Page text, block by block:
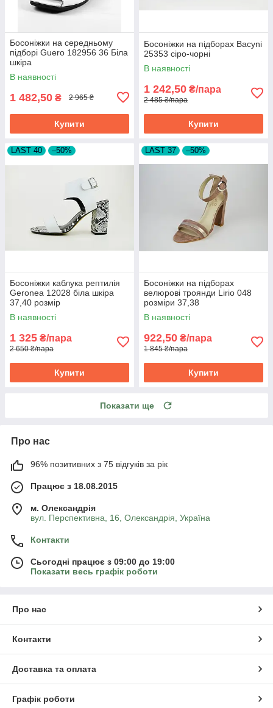
Босоніжки на середньому
підборі Guero 182956 36 Біла
шкіра
В наявності
1 482,50 ₴ 2 965 ₴
Купити
Босоніжки на підборах Bacyni
25353 сіро-чорні
В наявності
1 242,50 ₴/пара
2 485 ₴/пара
Купити
LAST 40 –50%
Босоніжки каблука рептилія
Geronea 12028 біла шкіра
37,40 розмір
В наявності
1 325 ₴/пара
2 650 ₴/пара
Купити
LAST 37 –50%
Босоніжки на підборах
велюрові троянди Lirio 048
розміри 37,38
В наявності
922,50 ₴/пара
1 845 ₴/пара
Купити
Показати ще
Про нас
96% позитивних з 75 відгуків за рік
Працює з 18.08.2015
м. Олександрія
вул. Перспективна, 16, Олександрія, Україна
Контакти
Сьогодні працює з 09:00 до 19:00
Показати весь графік роботи
Про нас
Контакти
Доставка та оплата
Графік роботи